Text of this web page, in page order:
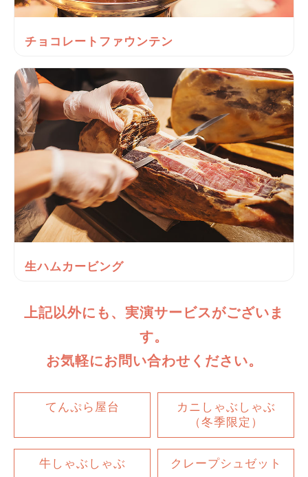
チョコレートファウンテン
生ハムカービング
上記以外にも、実演サービスがございま
す。
お気軽にお問い合わせください。
てんぷら屋台
カニしゃぶしゃぶ
（冬季限定）
牛しゃぶしゃぶ クレープシュゼット